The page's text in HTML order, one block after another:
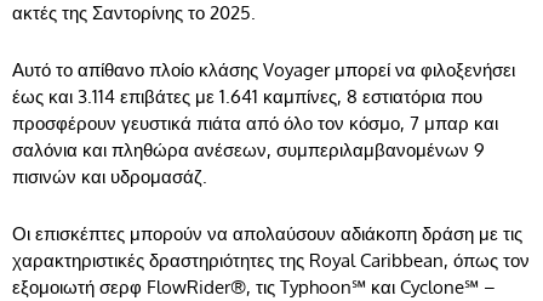
ακτές της Σαντορίνης το 2025.
Αυτό το απίθανο πλοίο κλάσης Voyager μπορεί να φιλοξενήσει
έως και 3.114 επιβάτες με 1.641 καμπίνες, 8 εστιατόρια που
προσφέρουν γευστικά πιάτα από όλο τον κόσμο, 7 μπαρ και
σαλόνια και πληθώρα ανέσεων, συμπεριλαμβανομένων 9
πισινών και υδρομασάζ.
Οι επισκέπτες μπορούν να απολαύσουν αδιάκοπη δράση με τις
χαρακτηριστικές δραστηριότητες της Royal Caribbean, όπως τον
εξομοιωτή σερφ FlowRider®, τις Typhoon℠ και Cyclone℠ –